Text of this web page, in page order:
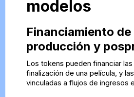
modelos
Financiamiento de
producción y
Los tokens pueden financiar
finalización de una película, y
vinculadas a flujos de ingresos